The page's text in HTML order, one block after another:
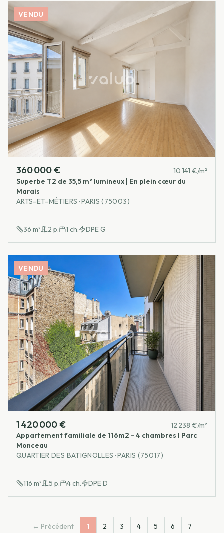
VENDU
360 000 €
10 141 €/m²
Superbe T2 de 35,5 m² lumineux | En plein cœur du
Marais
ARTS-ET-MÉTIERS · PARIS (75003)
36 m² 2 p. 1 ch. DPEG
VENDU
1 420 000 €
12 238 €/m²
Appartement familiale de 116m2 - 4 chambres I Parc
Monceau
QUARTIER DES BATIGNOLLES · PARIS (75017)
116 m² 5 p. 4ch. DPED
← Précédent 1 2 3 4 5 6 7